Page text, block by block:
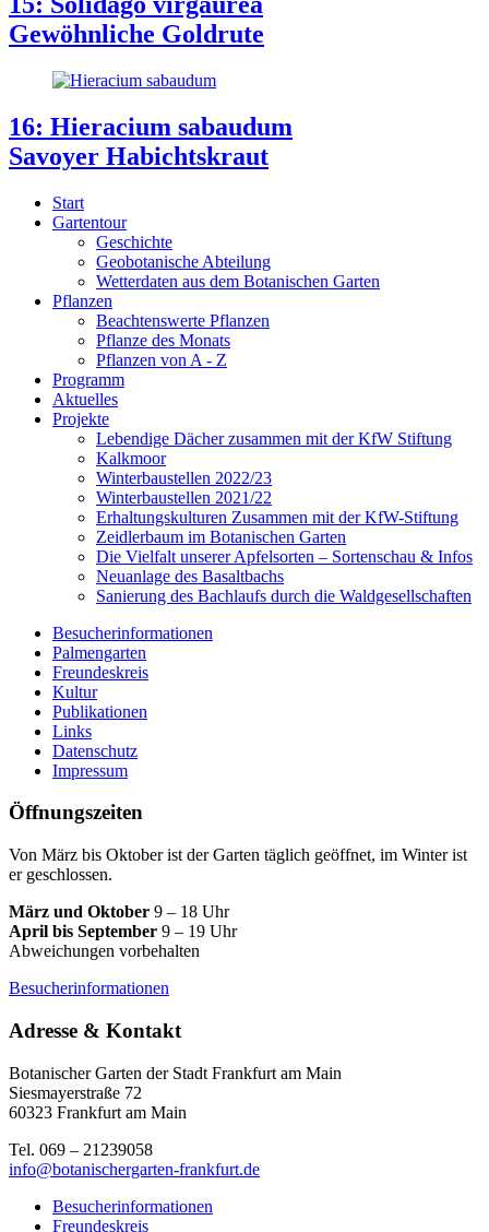
Gewöhnliche Goldrute
16: Hieracium sabaudum
Savoyer Habichtskraut
Start
Gartentour
Geschichte
Geobotanische Abteilung
Wetterdaten aus dem Botanischen Garten
Pflanzen
Beachtenswerte Pflanzen
Pflanze des Monats
Pflanzen von A - Z
Programm
Aktuelles
Projekte
Lebendige Dächer zusammen mit der KfW Stiftung
Kalkmoor
Winterbaustellen 2022/23
Winterbaustellen 2021/22
Erhaltungskulturen Zusammen mit der KfW-Stiftung
Zeidlerbaum im Botanischen Garten
Die Vielfalt unserer Apfelsorten – Sortenschau & Infos
Neuanlage des Basaltbachs
Sanierung des Bachlaufs durch die Waldgesellschaften
Besucherinformationen
Palmengarten
Freundeskreis
Kultur
Publikationen
Links
Datenschutz
Impressum
Öffnungszeiten
Von März bis Oktober ist der Garten täglich geöffnet, im Winter ist
er geschlossen.
März und Oktober 9 – 18 Uhr
April bis September 9 – 19 Uhr
Abweichungen vorbehalten
Besucherinformationen
Adresse & Kontakt
Botanischer Garten der Stadt Frankfurt am Main
Siesmayerstraße 72
60323 Frankfurt am Main
Tel. 069 – 21239058
info@botanischergarten-frankfurt.de
Besucherinformationen
Freundeskreis